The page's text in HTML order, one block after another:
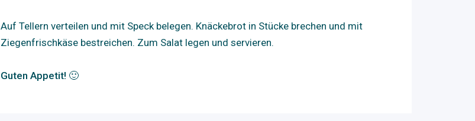
Auf Tellern verteilen und mit Speck belegen. Knäckebrot in Stücke brechen und mit
Ziegenfrischkäse bestreichen. Zum Salat legen und servieren.
Guten Appetit! 🙂